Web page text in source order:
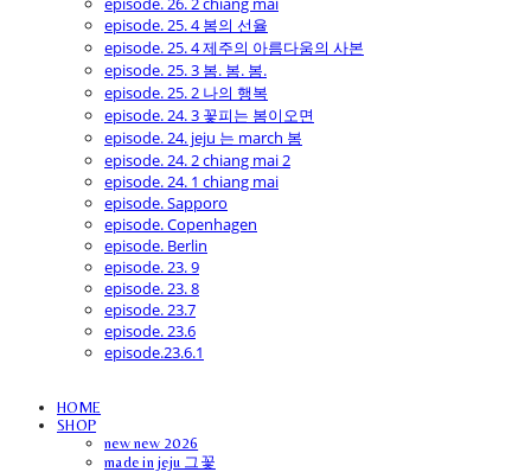
episode. 25. 4 봄의 선율
episode. 25. 4 제주의 아름다움의 사본
episode. 25. 3 봄. 봄. 봄.
episode. 25. 2 나의 행복
episode. 24. 3 꽃피는 봄이오면
episode. 24. jeju 는 march 봄
episode. 24. 2 chiang mai 2
episode. 24. 1 chiang mai
episode. Sapporo
episode. Copenhagen
episode. Berlin
episode. 23. 9
episode. 23. 8
episode. 23.7
episode. 23.6
episode.23.6.1
HOME
SHOP
new new 2026
made in jeju 그꽃